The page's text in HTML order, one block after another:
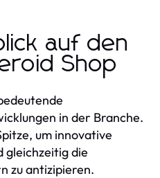
auf den
Shop
in der Branche.
um innovative
gleichzeitig die
zu antizipieren.